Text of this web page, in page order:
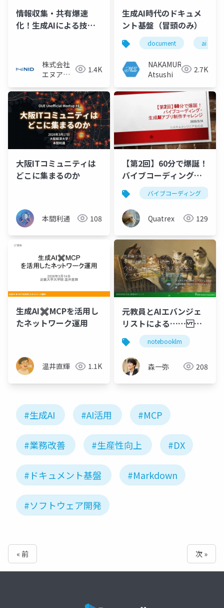
情報収集・共有爆速
化！生成AIによる技術
株式会社
エヌアイ
1.4K
生成AI時代のドキュメ
ント基盤（冒頭のみ）
document ai
NAKAMURA
Atsushi
2.7K
大阪ITコミュニティは
どこに集まるのか
本間利通 108
【第2回】60分で爆誕！
バイブコーディング・
生成AIアプリ制作
バイブコーディング
Quatrex 129
生成AI✖️MCPを活用し
たネットワーク運用
温井直輝 1.1K
元教員とAIエバンジェ
リストによる…… そ
のAI常識、もう通用し
ない！？ 今日から予
算ゼロで使える安全・
無料 ツールで授業準
備を劇的改善
notebooklm
森一弥 208
#生成AI #AI活用 #MCP
#業務改善 #生産性向上 #DX
#ドキュメント基盤 #Markdown
#ソフトウェア開発
« 前 次 »